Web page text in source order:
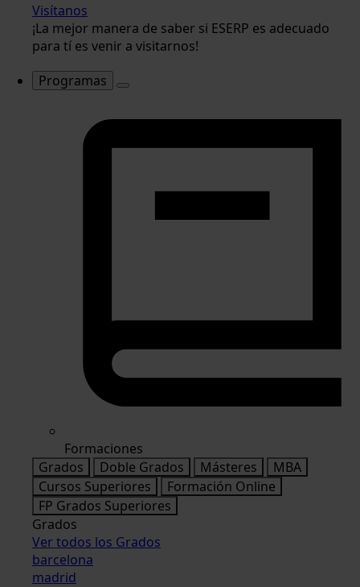
Visítanos
¡La mejor manera de saber si ESERP es adecuado
para tí es venir a visitarnos!
Programas
Formaciones
Grados
Doble Grados Másteres
MBA
Cursos Superiores
Formación Online
FP Grados Superiores
Grados
Ver todos los Grados
barcelona
madrid